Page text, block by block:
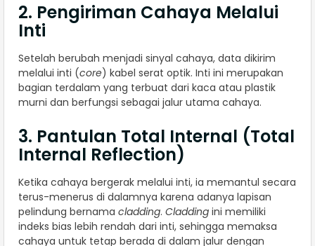
2. Pengiriman Cahaya Melalui
Inti
Setelah berubah menjadi sinyal cahaya, data dikirim
melalui inti (core) kabel serat optik. Inti ini merupakan
bagian terdalam yang terbuat dari kaca atau plastik
murni dan berfungsi sebagai jalur utama cahaya.
3. Pantulan Total Internal (Total
Internal Reflection)
Ketika cahaya bergerak melalui inti, ia memantul secara
terus-menerus di dalamnya karena adanya lapisan
pelindung bernama cladding. Cladding ini memiliki
indeks bias lebih rendah dari inti, sehingga memaksa
cahaya untuk tetap berada di dalam jalur dengan